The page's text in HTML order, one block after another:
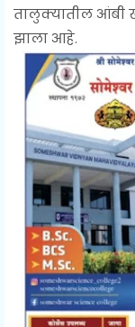
तालुक्यातील आंबी
झाला आहे.